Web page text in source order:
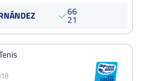
Dura
6
2
6
1